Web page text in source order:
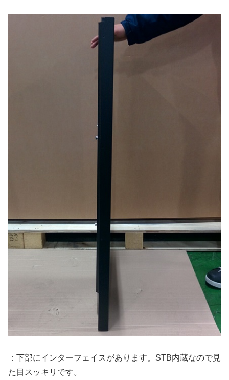
：下部にインターフェイスがあります。STB内蔵なので見
た目スッキリです。